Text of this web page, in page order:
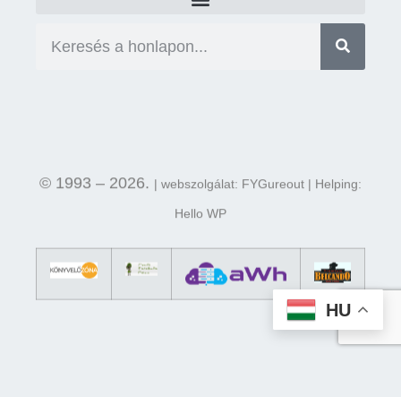
© 1993 – 2026. | webszolgálat: FYGureout | Helping:
Hello WP
HU